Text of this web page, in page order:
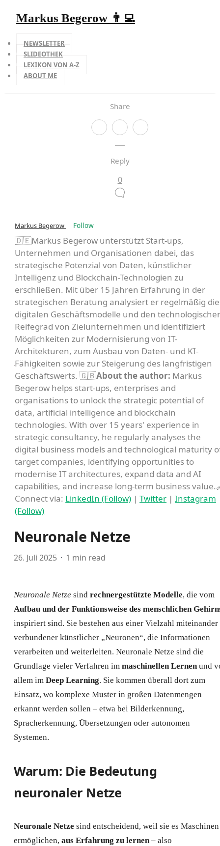
Markus Begerow 👨‍💻
NEWSLETTER
SLIDEOTHEK
LEXIKON VON A-Z
ABOUT ME
Share
Reply
0
Markus Begerow Follow
🇩🇪Markus Begerow unterstützt Start-ups,
Unternehmen und Organisationen dabei, das
strategische Potenzial von Daten, künstlicher
Intelligenz und Blockchain-Technologien zu
erschließen. Mit über 15 Jahren Erfahrung in der
strategischen Beratung analysiert er regelmäßig die
digitalen Geschäftsmodelle und den
Reifegrad von Zielunternehmen und identifiziert
Möglichkeiten zur Modernisierung von IT-
Architekturen, zum Ausbau von Daten- und KI-
Fähigkeiten sowie zur Steigerung des langfristigen
Geschäftswerts. 🇬🇧About the author: Markus
Begerow helps start-ups, enterprises and
organisations to unlock the strategic potential of
data, artificial intelligence and blockchain
technologies. With over 15 years' experience in
strategic consultancy, he regularly analyses the
digital business models and technological maturity
target companies, identifying opportunities to
modernise IT architectures, expand data and AI
capabilities, and increase long-term business
Connect via: LinkedIn (Follow) |Twitter |Instagram
(Follow)
Neuronale Netze
26. Juli 2025 1 min read
Neuronale Netze sind rechnergestützte Modelle, die vom
Aufbau und der Funktionsweise des menschlichen
inspiriert sind. Sie bestehen aus einer Vielzahl miteinander
verbundener künstlicher „Neuronen“, die Informationen
verarbeiten und weiterleiten. Neuronale Netze sind die
Grundlage vieler Verfahren im maschinellen Lernenund
allem im Deep Learning. Sie kommen überall dort zum
Einsatz, wo komplexe Muster in großen Datenmengen
erkannt werden sollen – etwa bei Bilderkennung,
Spracherkennung, Übersetzungen oder autonomen
Systemen.
Warum: Die Bedeutung
neuronaler Netze
Neuronale Netze sind entscheidend, weil sie es Maschinen
ermöglichen, aus Erfahrung zu lernen– also